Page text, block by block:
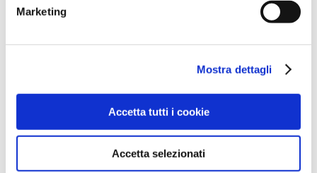
Marketing
Mostra dettagli
Accetta tutti i cookie
Accetta selezionati
Aprile 2022